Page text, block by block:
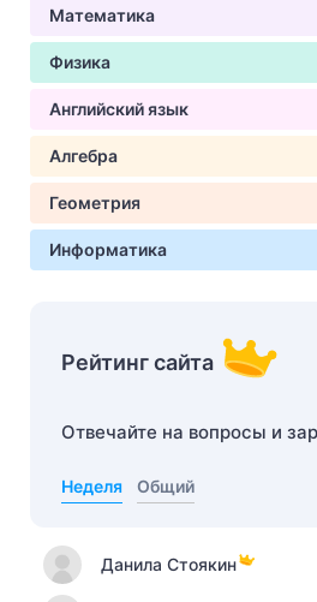
Математика
Физика
Английский язык
Алгебра
Геометрия
Информатика
Рейтинг сайта
Отвечайте на вопросы и
Неделя Общий
Данила Стоякин